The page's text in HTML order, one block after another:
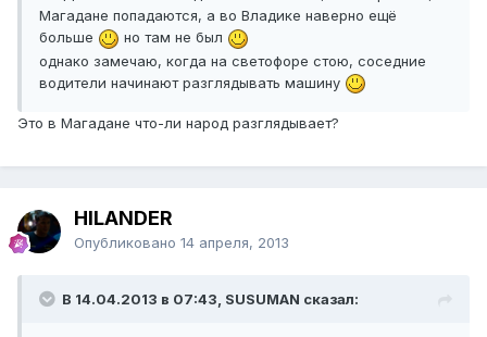
Магадане попадаются, а во Владике наверно ещё
больше
но там не был
однако замечаю, когда на светофоре стою, соседние
водители начинают разглядывать машину
Это в Магадане что-ли народ разглядывает?
HILANDER
Опубликовано 14 апреля, 2013
В 14.04.2013 в 07:43, SUSUMAN сказал: